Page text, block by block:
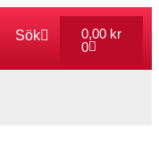
Sök 0,00 kr
0